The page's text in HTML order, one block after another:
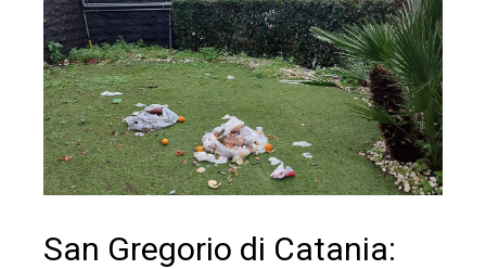
San Gregorio di Catania: